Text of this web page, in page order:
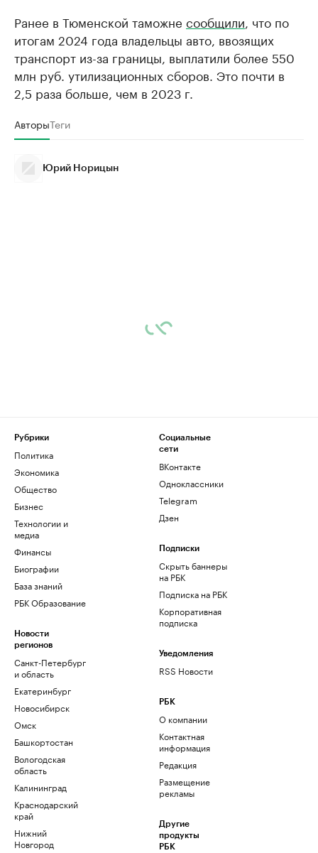
Ранее в Тюменской таможне сообщили, что по
итогам 2024 года владельцы авто, ввозящих
транспорт из-за границы, выплатили более 550
млн руб. утилизационных сборов. Это почти в
2,5 раза больше, чем в 2023 г.
АвторыТеги
Юрий Норицын
Рубрики
Политика
Экономика
Общество
Бизнес
Технологии и
медиа
Финансы
Биографии
База знаний
РБК Образование
Новости
регионов
Санкт-Петербург
и область
Екатеринбург
Новосибирск
Омск
Башкортостан
Вологодская
область
Калининград
Краснодарский
край
Нижний
Новгород
Социальные
сети
ВКонтакте
Одноклассники
Telegram
Дзен
Подписки
Скрыть баннеры
на РБК
Подписка на РБК
Корпоративная
подписка
Уведомления
RSS Новости
РБК
О компании
Контактная
информация
Редакция
Размещение
рекламы
Другие
продукты
РБК